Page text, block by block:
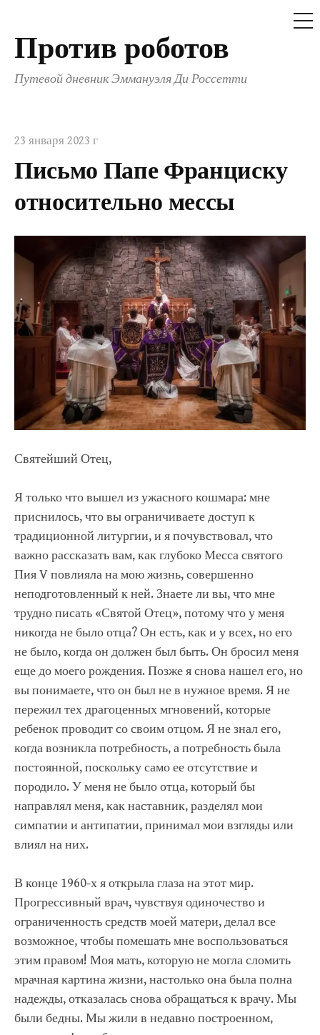
Перейти
к
содержимому
Против роботов
Путевой дневник Эммануэля Ди Россетти
23 января 2023 г
Письмо Папе Франциску
относительно мессы
Святейший Отец,
Я только что вышел из ужасного кошмара: мне
приснилось, что вы ограничиваете доступ к
традиционной литургии, и я почувствовал, что
важно рассказать вам, как глубоко Месса святого
Пия V повлияла на мою жизнь, совершенно
неподготовленный к ней. Знаете ли вы, что мне
трудно писать «Святой Отец», потому что у меня
никогда не было отца? Он есть, как и у всех, но его
не было, когда он должен был быть. Он бросил меня
еще до моего рождения. Позже я снова нашел его, но
вы понимаете, что он был не в нужное время. Я не
пережил тех драгоценных мгновений, которые
ребенок проводит со своим отцом. Я не знал его,
когда возникла потребность, а потребность была
постоянной, поскольку само ее отсутствие и
породило. У меня не было отца, который бы
направлял меня, как наставник, разделял мои
симпатии и антипатии, принимал мои взгляды или
влиял на них.
В конце 1960-х я открыла глаза на этот мир.
Прогрессивный врач, чувствуя одиночество и
ограниченность средств моей матери, делал все
возможное, чтобы помешать мне воспользоваться
этим правом! Моя мать, которую не могла сломить
мрачная картина жизни, настолько она была полна
надежды, отказалась снова обращаться к врачу. Мы
были бедны. Мы жили в недавно построенном,